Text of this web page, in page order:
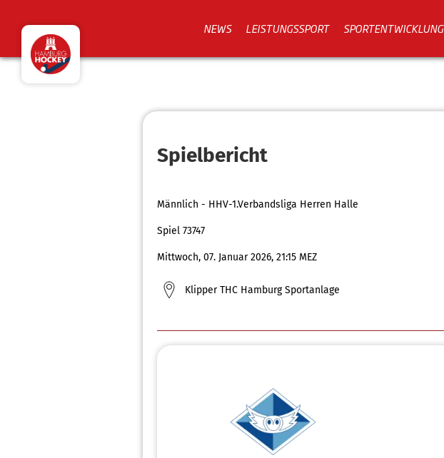
NEWS LEISTUNGSSPORT SPORTENTWICKLUNG
Spielbericht
Männlich - HHV-1.Verbandsliga Herren Halle
Spiel 73747
Mittwoch, 07. Januar 2026, 21:15 MEZ
Klipper THC Hamburg Sportanlage